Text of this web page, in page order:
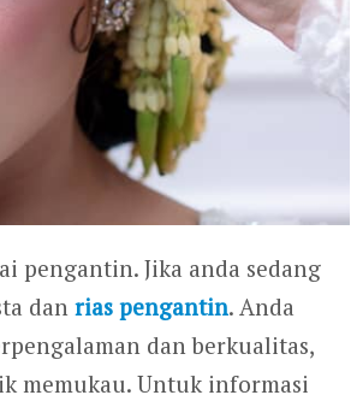
pengantin. Jika anda sedang
dan rias pengantin. Anda
dan berkualitas,
memukau. Untuk informasi